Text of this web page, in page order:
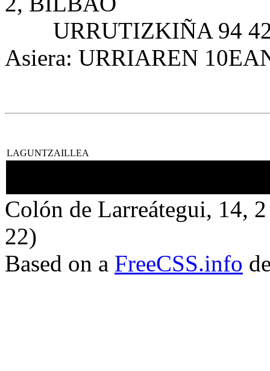
URRUTIZKIÑA 94
Asiera: URRIAREN
LAGUNTZAILLEA
Colón de Larreátegui, 14,
22)
Based on a FreeCSS.info